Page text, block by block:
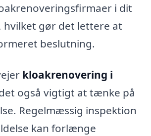
i dit
hvilket gør det lettere at
beslutning.
kloakrenovering i
også vigtigt at tænke på
Regelmæssig inspektion
kan forlænge